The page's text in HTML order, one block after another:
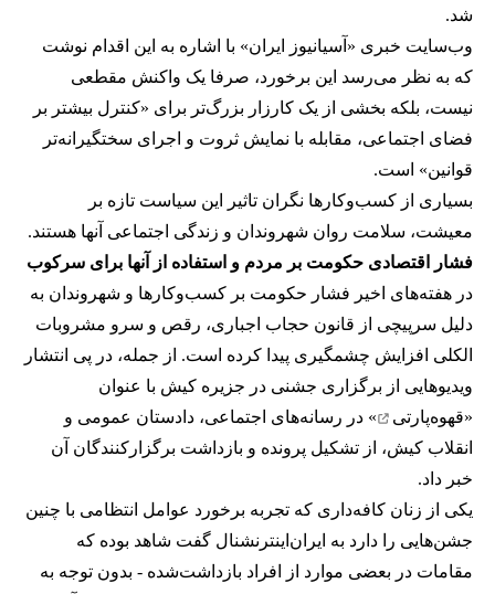
شد.
وب‌سایت خبری «آسیانیوز ایران» با اشاره به این اقدام نوشت
که به نظر می‌رسد این برخورد، صرفا یک واکنش مقطعی
نیست، بلکه بخشی از یک کارزار بزرگ‌تر برای «کنترل بیشتر بر
فضای اجتماعی، مقابله با نمایش ثروت و اجرای سختگیرانه‌تر
قوانین» است.
بسیاری از کسب‌وکارها نگران تاثیر این سیاست‌ تازه بر
معیشت، سلامت روان شهروندان و زندگی اجتماعی آنها هستند.
فشار اقتصادی حکومت بر مردم و استفاده از آنها برای سرکوب
در هفته‌های اخیر فشار حکومت بر کسب‌وکارها و شهروندان به
دلیل سرپیچی از قانون حجاب اجباری، رقص و سرو مشروبات
الکلی افزایش چشمگیری پیدا کرده است. از جمله، در پی انتشار
ویدیوهایی از برگزاری جشنی در جزیره کیش با عنوان
«قهوه‌پارتی
» در رسانه‌های اجتماعی، دادستان عمومی و
انقلاب کیش، از تشکیل پرونده و بازداشت برگزارکنندگان آن
خبر داد.
یکی از زنان کافه‌داری که تجربه برخورد عوامل انتظامی با چنین
جشن‌هایی را دارد به ایران‌اینترنشنال گفت شاهد بوده که
مقامات در بعضی موارد از افراد بازداشت‌‌شده - بدون توجه به